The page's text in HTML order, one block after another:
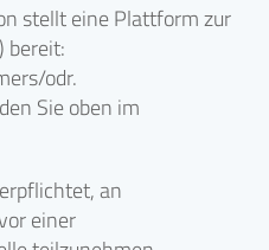
stellt eine Plattform zur
bereit:
odr.
Sie oben im
an
einer